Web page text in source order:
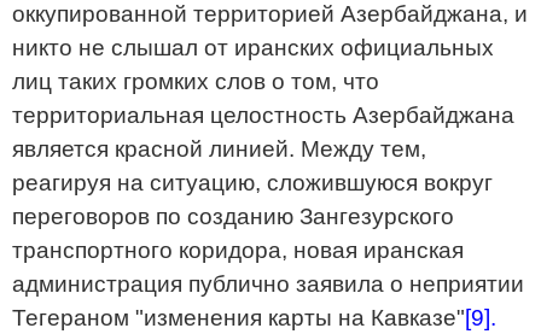
оккупированной территорией Азербайджана, и
никто не слышал от иранских официальных
лиц таких громких слов о том, что
территориальная целостность Азербайджана
является красной линией. Между тем,
реагируя на ситуацию, сложившуюся вокруг
переговоров по созданию Зангезурского
транспортного коридора, новая иранская
администрация публично заявила о неприятии
Тегераном "изменения карты на Кавказе"[9].